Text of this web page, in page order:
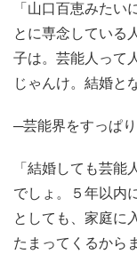
「山口百恵みたい
とに専念している
子は。芸能人って
じゃんけ。結婚と
─芸能界をすっぱ
「結婚しても芸能
でしょ。５年以内
としても、家庭に
たまってくるから